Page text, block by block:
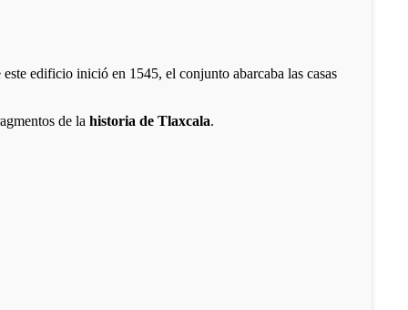
edificio inició en 1545, el conjunto abarcaba las casas
de lahistoria de Tlaxcala.